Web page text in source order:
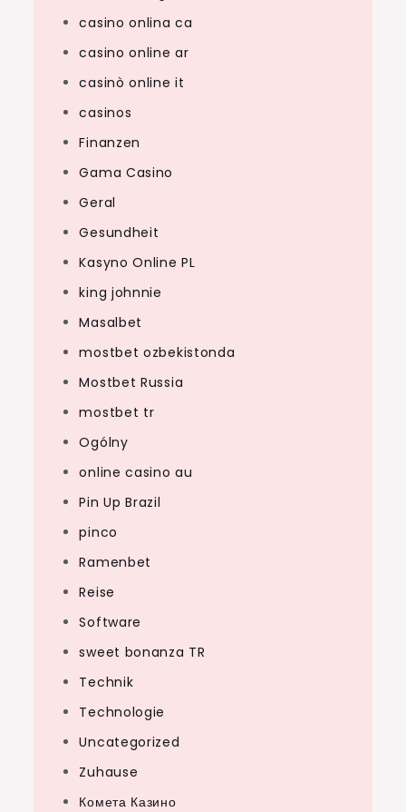
casino onlina ca
casino online ar
casinò online it
casinos
Finanzen
Gama Casino
Geral
Gesundheit
Kasyno Online PL
king johnnie
Masalbet
mostbet ozbekistonda
Mostbet Russia
mostbet tr
Ogólny
online casino au
Pin Up Brazil
pinco
Ramenbet
Reise
Software
sweet bonanza TR
Technik
Technologie
Uncategorized
Zuhause
Комета Казино